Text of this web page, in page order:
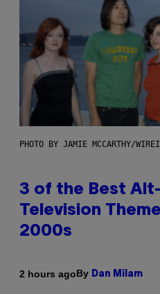
PHOTO BY JAMIE MCCARTHY/
3 of the Best
Television
2000s
2 hours agoBy Dan Milam